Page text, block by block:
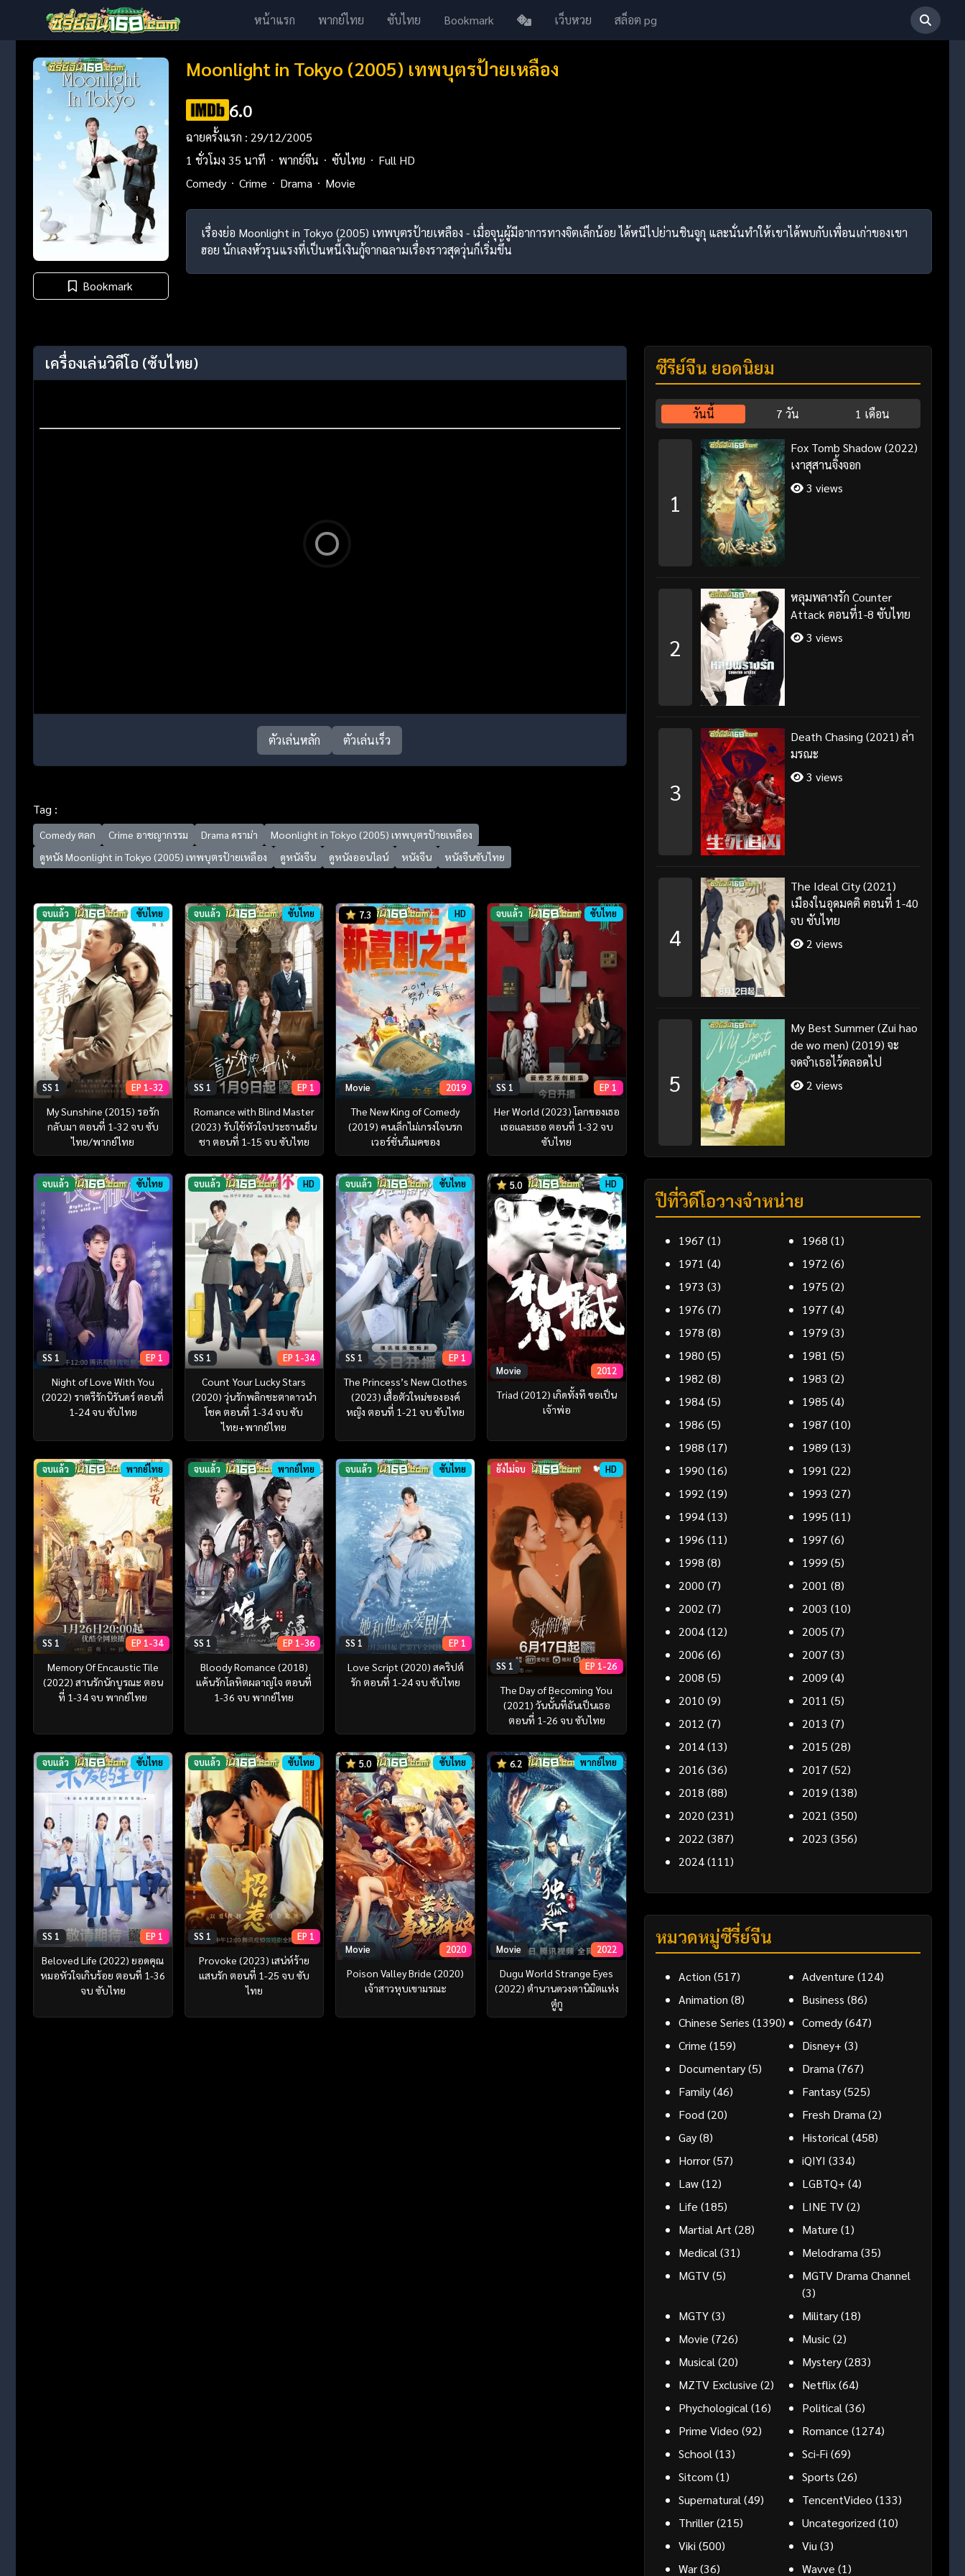
หน้าแรก พากย์ไทย ซับไทย Bookmark เว็บหวย สล็อต pg
Bookmark
Moonlight in Tokyo (2005) เทพบุตรป้ายเหลือง
6.0
ฉายครั้งแรก : 29/12/2005
1 ชั่วโมง 35 นาที
พากย์จีน ซับไทย
Full HD
Comedy
Crime Drama Movie
เรื่องย่อ Moonlight in Tokyo (2005) เทพบุตรป้ายเหลือง - เมื่อจุนผู้มีอาการทางจิตเล็กน้อย ได้หนีไปย่านชินจูกุ และนั่นทำให้เขาได้พบกับเพื่อนเก่าของเขา
ฮอย นักเลงหัวรุนแรงที่เป็นหนี้เงินกู้จากฉลามเรื่องราวสุดวุ่นก็เริ่มขึ้น
เครื่องเล่นวิดีโอ (ซับไทย)
ตัวเล่นหลัก ตัวเล่นเร็ว
Tag :
Comedy ตลก Crime อาชญากรรม Drama ดราม่า
Moonlight in Tokyo (2005) เทพบุตรป้ายเหลือง
ดูหนัง Moonlight in Tokyo (2005) เทพบุตรป้ายเหลือง
ดูหนังจีน ดูหนังออนไลน์ หนังจีน หนังจีนซับไทย
จบแล้ว ซับไทย
SS 1 EP 1-32
My Sunshine (2015) รอรัก
กลับมา ตอนที่ 1-32 จบ ซับ
ไทย/พากย์ไทย
จบแล้ว ซับไทย
SS 1 EP 1
Romance with Blind Master
(2023) รับใช้หัวใจประธานเย็น
ชา ตอนที่ 1-15 จบ ซับไทย
7.3 HD
Movie 2019
The New King of Comedy
(2019) คนเล็กไม่เกรงใจนรก
เวอร์ชั่นรีเมคของ
จบแล้ว ซับไทย
SS 1 EP 1
Her World (2023) โลกของเธอ
เธอและเธอ ตอนที่ 1-32 จบ
ซับไทย
จบแล้ว ซับไทย
SS 1 EP 1
Night of Love With You
(2022) ราตรีรักนิรันดร์ ตอนที่
1-24 จบ ซับไทย
จบแล้ว HD
SS 1 EP 1-34
Count Your Lucky Stars
(2020) วุ่นรักพลิกชะตาดาวนำ
โชค ตอนที่ 1-34 จบ ซับ
ไทย+พากย์ไทย
จบแล้ว ซับไทย
SS 1 EP 1
The Princess’s New Clothes
(2023) เสื้อตัวใหม่ขององค์
หญิง ตอนที่ 1-21 จบ ซับไทย
5.0 HD
Movie 2012
Triad (2012) เกิดทั้งที ขอเป็น
เจ้าพ่อ
จบแล้ว พากย์ไทย
SS 1 EP 1-34
Memory Of Encaustic Tile
(2022) สานรักนักบูรณะ ตอน
ที่ 1-34 จบ พากย์ไทย
จบแล้ว พากย์ไทย
SS 1 EP 1-36
Bloody Romance (2018)
แค้นรักโลหิตผลาญใจ ตอนที่
1-36 จบ พากย์ไทย
จบแล้ว ซับไทย
SS 1 EP 1
Love Script (2020) สคริปต์
รัก ตอนที่ 1-24 จบ ซับไทย
ยังไม่จบ HD
SS 1 EP 1-26
The Day of Becoming You
(2021) วันนั้นที่ฉันเป็นเธอ
ตอนที่ 1-26 จบ ซับไทย
จบแล้ว ซับไทย
SS 1 EP 1
Beloved Life (2022) ยอดคุณ
หมอหัวใจเกินร้อย ตอนที่ 1-36
จบ ซับไทย
จบแล้ว ซับไทย
SS 1 EP 1
Provoke (2023) เสน่ห์ร้าย
แสนรัก ตอนที่ 1-25 จบ ซับ
ไทย
5.0 ซับไทย
Movie 2020
Poison Valley Bride (2020)
เจ้าสาวหุบเขามรณะ
6.2 พากย์ไทย
Movie 2022
Dugu World Strange Eyes
(2022) ตำนานดวงตานิมิตแห่ง
ตู๋กู
ซีรี่ย์จีน ยอดนิยม
วันนี้ 7 วัน 1 เดือน
1
Fox Tomb Shadow (2022)
เงาสุสานจิ้งจอก
3 views
2
หลุมพลางรัก Counter
Attack ตอนที่1-8 ซับไทย
3 views
3
Death Chasing (2021) ล่า
มรณะ
3 views
4
The Ideal City (2021)
เมืองในอุดมคติ ตอนที่ 1-40
จบ ซับไทย
2 views
5
My Best Summer (Zui hao
de wo men) (2019) จะ
จดจำเธอไว้ตลอดไป
2 views
ปีที่วิดีโอวางจำหน่าย
1967 (1) 1968 (1)
1971 (4) 1972 (6)
1973 (3) 1975 (2)
1976 (7) 1977 (4)
1978 (8) 1979 (3)
1980 (5) 1981 (5)
1982 (8) 1983 (2)
1984(5) 1985 (4)
1986 (5) 1987 (10)
1988 (17) 1989 (13)
1990 (16) 1991 (22)
1992 (19) 1993 (27)
1994(13) 1995 (11)
1996 (11) 1997 (6)
1998 (8) 1999 (5)
2000 (7) 2001 (8)
2002 (7) 2003 (10)
2004(12) 2005 (7)
2006 (6) 2007 (3)
2008 (5) 2009 (4)
2010 (9) 2011 (5)
2012 (7) 2013 (7)
2014(13) 2015 (28)
2016 (36) 2017 (52)
2018 (88) 2019 (138)
2020 (231) 2021 (350)
2022 (387) 2023 (356)
2024(111)
หมวดหมู่ซีรี่ย์จีน
Action (517) Adventure (124)
Animation (8) Business (86)
Chinese Series (1390) Comedy(647)
Crime (159) Disney+ (3)
Documentary(5) Drama(767)
Family(46) Fantasy(525)
Food(20) Fresh Drama(2)
Gay(8) Historical(458)
Horror(57) iQIYI (334)
Law(12) LGBTQ+ (4)
Life (185) LINE TV(2)
Martial Art(28) Mature (1)
Medical(31) Melodrama(35)
MGTV(5)
MGTV Drama Channel
(3)
MGTY(3) Military(18)
Movie (726) Music(2)
Musical(20) Mystery(283)
MZTV Exclusive (2) Netflix(64)
Phychological(16) Political(36)
Prime Video (92) Romance (1274)
School(13) Sci-Fi (69)
Sitcom (1) Sports (26)
Supernatural(49) TencentVideo (133)
Thriller(215) Uncategorized(10)
Viki (500) Viu(3)
War(36) Wavve (1)